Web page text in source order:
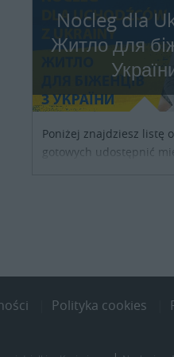
Nocleg dla
Житло для
Poniżej znajdziesz listę
gotowych udostępnić
kraju. Skontaktuj się z
Polityka cookies